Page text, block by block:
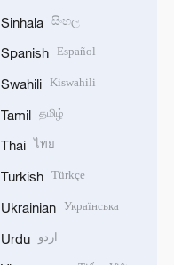
Sinhala සිංහල
Spanish Español
Swahili Kiswahili
Tamil தமிழ்
Thai ไทย
Turkish Türkçe
Ukrainian Українська
Urdu اردو